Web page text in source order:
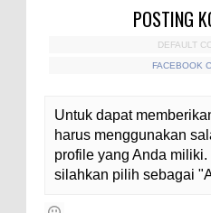
POSTING
DEFAULT
FACEBOOK
Untuk dapat
harus menggunakan
profile yang Anda
silahkan pilih sebagai